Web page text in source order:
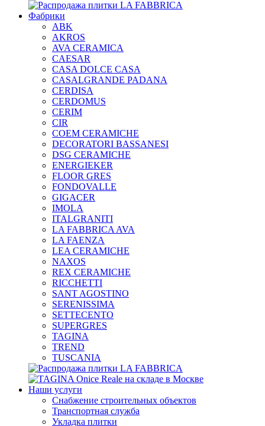
Фабрики
ABK
AKROS
AVA CERAMICA
CAESAR
CASA DOLCE CASA
CASALGRANDE PADANA
CERDISA
CERDOMUS
CERIM
CIR
COEM CERAMICHE
DECORATORI BASSANESI
DSG CERAMICHE
ENERGIEKER
FLOOR GRES
FONDOVALLE
GIGACER
IMOLA
ITALGRANITI
LA FABBRICA AVA
LA FAENZA
LEA CERAMICHE
NAXOS
REX CERAMICHE
RICCHETTI
SANT AGOSTINO
SERENISSIMA
SETTECENTO
SUPERGRES
TAGINA
TREND
TUSCANIA
Наши услуги
Снабжение строительных объектов
Транспортная служба
Укладка плитки